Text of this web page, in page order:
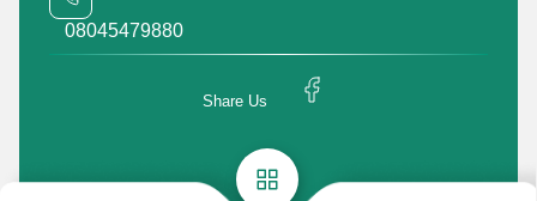
08045479880
Share Us